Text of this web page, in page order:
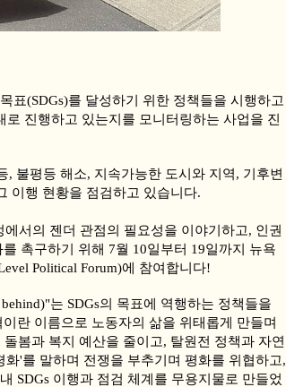
표(SDGs)를 달성하기 위한 정책들을 시행하고
진행하고 있는지를 모니터링하는 사업을 진
불평등 해소, 지속가능한 도시와 지역, 기후변
이행 현황을 점검하고 있습니다.
서의 젠더 관점의 필요성을 이야기하고, 인권
촉구하기 위해 7월 10일부터 19일까지 뉴욕
Political Forum)에 참여합니다!
는 SDGs의 목표에 역행하는 정책들을
란 이름으로 노동자의 삶을 위태롭게 만들며
봄과 복지 예산을 줄이고, 탈원전 정책과 자연
'를 말하며 전쟁을 부추기며 평화를 위협하고,
SDGs 이행과 점검 체계를 무용지물로 만들었